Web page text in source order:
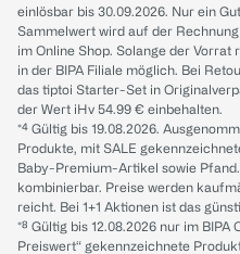
einlösbar bis 30.09.2026. Nur ein
Sammelwert wird auf der
im Online Shop. Solange der
in der BIPA Filiale möglich. Bei
das tiptoi Starter-Set in
der Wert iHv 54.99 € einbehalten.
*⁴ Gültig bis 19.08.2026.
Produkte, mit SALE
Baby-Premium-Artikel sowie
kombinierbar. Preise werden
reicht. Bei 1+1 Aktionen ist das
*⁸ Gültig bis 12.08.2026 nur im
Preiswert“ gekennzeichnete